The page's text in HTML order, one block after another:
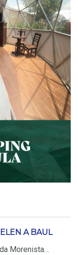
A BAUL
Morenista…